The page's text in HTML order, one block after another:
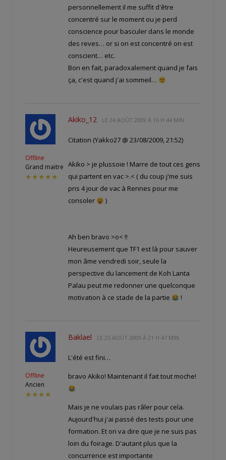
personnellement il me suffit d'être
concentré sur le moment ou je perd
conscience pour basculer dans le monde
des reves… or si on est concentré on est
conscient… etc.
Bon en fait, paradoxalement quand je fais
ça, c'est quand j'ai sommeil…
Offline
Grand maitre
★★★★★
Akiko_12 LE 24 AOÛT 2009 À 16 H 44 MIN
Citation (Yakko27 @ 23/08/2009, 21:52)
Akiko > je plussoie ! Marre de tout ces gens
qui partent en vac >.< ( du coup j'me suis
pris 4 jour de vac à Rennes pour me
consoler
)
Ah ben bravo >o< !!
Heureusement que TF1 est là pour sauver
mon âme vendredi soir, seule la
perspective du lancement de Koh Lanta
Palau peut me redonner une quelconque
motivation à ce stade de la partie
!
Offline
Ancien
★★★★
Baklael LE 25 AOÛT 2009 À 21 H 47 MIN
L'été est fini…
bravo Akiko! Maintenant il fait tout moche!
Mais je ne voulais pas râler pour cela.
Aujourd'hui j'ai passé des tests pour une
formation. Et on va dire que je ne suis pas
loin du foirage. D'autant plus que la
concurrence est importante